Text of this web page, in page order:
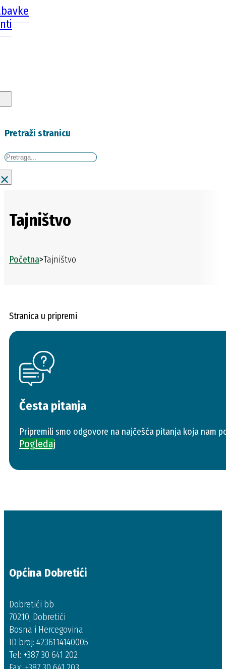
Pretraži stranicu
Traži
×
Tajništvo
Početna>Tajništvo
Stranica u pripremi
Česta pitanja
Pripremili smo odgovore na najčešća pitanja koja nam
Pogledaj
Općina Dobretići
Dobretići bb
70210, Dobretići
Bosna i Hercegovina
ID broj: 4236114140005
Tel: +387 30 641 202